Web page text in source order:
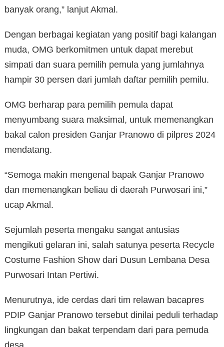
banyak orang,” lanjut Akmal.
Dengan berbagai kegiatan yang positif bagi kalangan
muda, OMG berkomitmen untuk dapat merebut
simpati dan suara pemilih pemula yang jumlahnya
hampir 30 persen dari jumlah daftar pemilih pemilu.
OMG berharap para pemilih pemula dapat
menyumbang suara maksimal, untuk memenangkan
bakal calon presiden Ganjar Pranowo di pilpres 2024
mendatang.
“Semoga makin mengenal bapak Ganjar Pranowo
dan memenangkan beliau di daerah Purwosari ini,”
ucap Akmal.
Sejumlah peserta mengaku sangat antusias
mengikuti gelaran ini, salah satunya peserta Recycle
Costume Fashion Show dari Dusun Lembana Desa
Purwosari Intan Pertiwi.
Menurutnya, ide cerdas dari tim relawan bacapres
PDIP Ganjar Pranowo tersebut dinilai peduli terhadap
lingkungan dan bakat terpendam dari para pemuda